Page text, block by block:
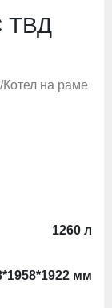
ТВД
на раме
1260 л
мм